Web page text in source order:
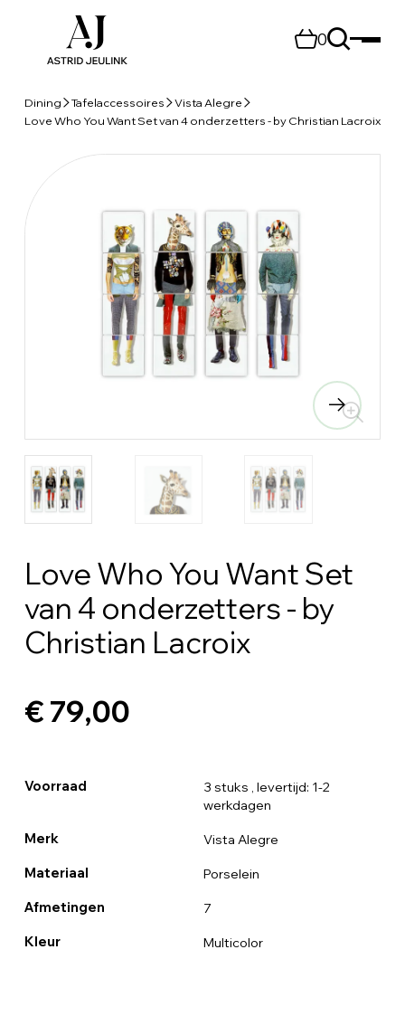
0
Dining Tafelaccessoires
Vista Alegre
Love Who You Want Set van 4 onderzetters - by Christian Lacroix
Love Who You Want Set
van 4 onderzetters - by
Christian Lacroix
€ 79,00
Voorraad 3 stuks , levertijd: 1-2
werkdagen
Merk Vista Alegre
Materiaal Porselein
Afmetingen 7
Kleur Multicolor